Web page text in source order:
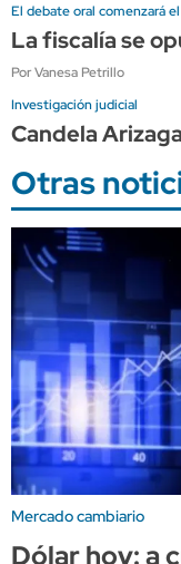
El debate oral comenzará
La fiscalía se
Por Vanesa Petrillo
Investigación judicial
Candela
Otras
Mercado cambiario
Dólar hoy: a